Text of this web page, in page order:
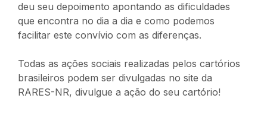
deu seu depoimento apontando as dificuldades
que encontra no dia a dia e como podemos
facilitar este convívio com as diferenças.
Todas as ações sociais realizadas pelos cartórios
brasileiros podem ser divulgadas no site da
RARES-NR, divulgue a ação do seu cartório!